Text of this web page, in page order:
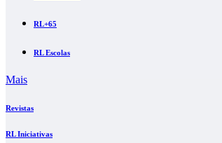
RL+65
RL Escolas
Mais
Revistas
RL Iniciativas